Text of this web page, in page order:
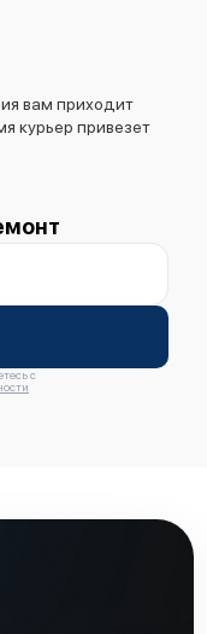
вам приходит
курьер привезет
с